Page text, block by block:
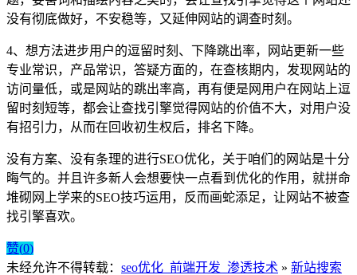
没有彻底做好，不安稳等，又延伸网站的调查时刻。
4、想方法进步用户的逗留时刻、下降跳出率，网站更新一些
专业常识，产品常识，答疑方面的，在查核期内，发现网站的
访问量低，或是网站的跳出率高，再有便是网用户在网站上逗
留时刻短等，都会让查找引擎觉得网站的价值不大，对用户没
有招引力，从而在回收初生权后，排名下降。
没有方案、没有条理的进行SEO优化，关于咱们的网站是十分
晦气的。并且许多新人会想要快一点看到优化的作用，就拼命
堆砌网上学来的SEO技巧运用，反而画蛇添足，让网站不被查
找引擎喜欢。
赞(0)
未经允许不得转载： seo优化_前端开发_渗透技术 » 新站搜索